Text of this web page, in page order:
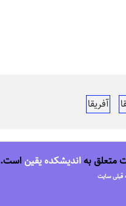
آفریقا
اندیشکده یقین است.
قبلی سایت